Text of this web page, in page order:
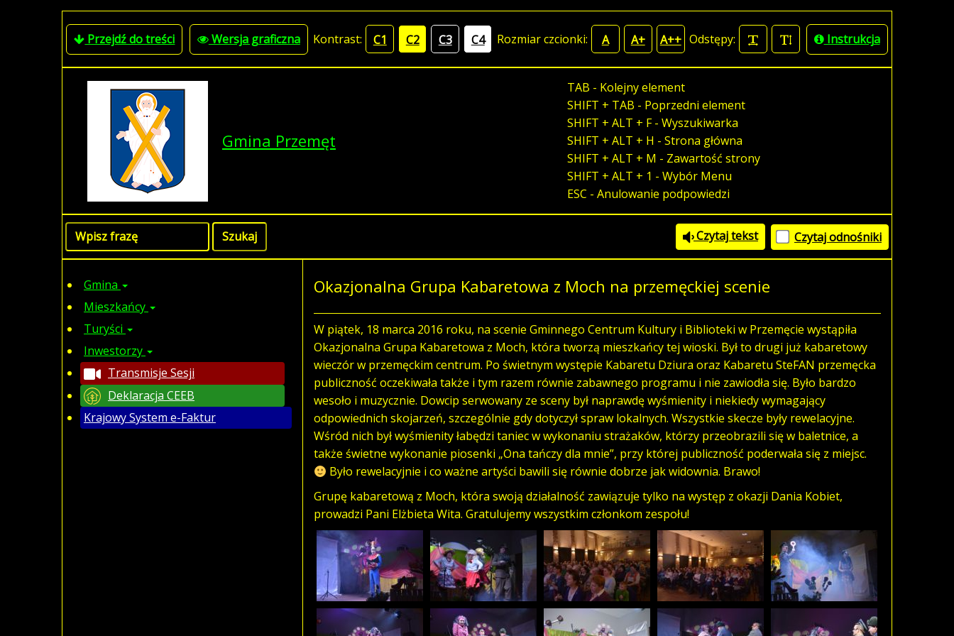
Przejdź do treści Wersja graficzna Kontrast: C1 C2 C3 C4 Rozmiar czcionki: A A+ A++ Odstępy: Instrukcja
Gmina Przemęt
TAB - Kolejny element
SHIFT + TAB - Poprzedni element
SHIFT + ALT + F - Wyszukiwarka
SHIFT + ALT + H - Strona główna
SHIFT + ALT + M - Zawartość strony
SHIFT + ALT + 1 - Wybór Menu
ESC - Anulowanie podpowiedzi
Czytaj tekst Czytaj odnośniki
Gmina
Mieszkańcy
Turyści
Inwestorzy
Transmisje Sesji
Deklaracja CEEB
Krajowy System e-Faktur
Okazjonalna Grupa Kabaretowa z Moch na przemęckiej scenie
W piątek, 18 marca 2016 roku, na scenie Gminnego Centrum Kultury i Biblioteki w Przemęcie wystąpiła
Okazjonalna Grupa Kabaretowa z Moch, która tworzą mieszkańcy tej wioski. Był to drugi już kabaretowy
wieczór w przemęckim centrum. Po świetnym występie Kabaretu Dziura oraz Kabaretu SteFAN przemęcka
publiczność oczekiwała także i tym razem równie zabawnego programu i nie zawiodła się. Było bardzo
wesoło i muzycznie. Dowcip serwowany ze sceny był naprawdę wyśmienity i niekiedy wymagający
odpowiednich skojarzeń, szczególnie gdy dotyczył spraw lokalnych. Wszystkie skecze były rewelacyjne.
Wśród nich był wyśmienity łabędzi taniec w wykonaniu strażaków, którzy przeobrazili się w baletnice, a
także świetne wykonanie piosenki „Ona tańczy dla mnie”, przy której publiczność poderwała się z miejsc.
Było rewelacyjnie i co ważne artyści bawili się równie dobrze jak widownia. Brawo!
Grupę kabaretową z Moch, która swoją działalność zawiązuje tylko na występ z okazji Dania Kobiet,
prowadzi Pani Elżbieta Wita. Gratulujemy wszystkim członkom zespołu!